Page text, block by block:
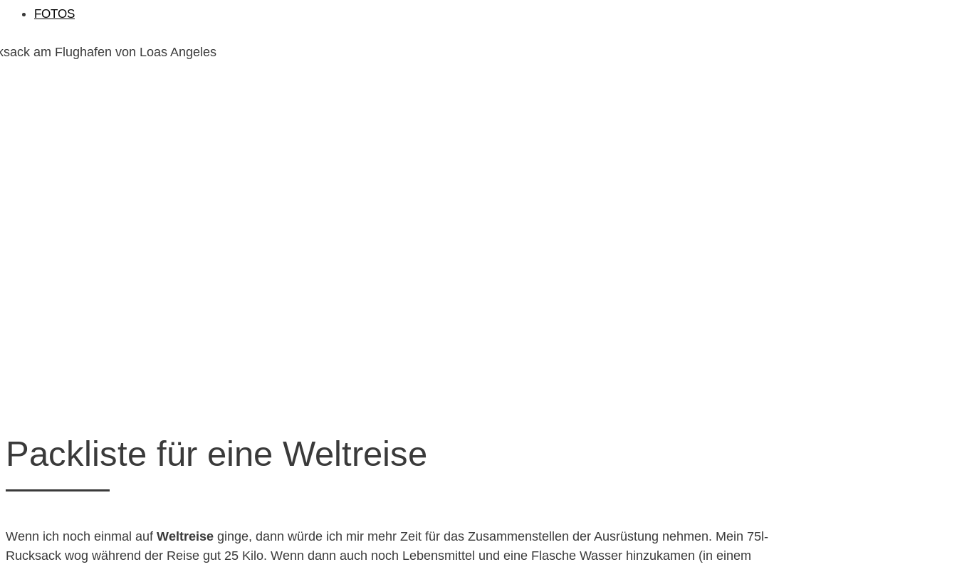
FOTOS
Packliste für eine Weltreise
Wenn ich noch einmal auf Weltreise ginge, dann würde ich mir mehr Zeit für das Zusammenstellen der Ausrüstung nehmen. Mein 75l-
Rucksack wog während der Reise gut 25 Kilo. Wenn dann auch noch Lebensmittel und eine Flasche Wasser hinzukamen (in einem